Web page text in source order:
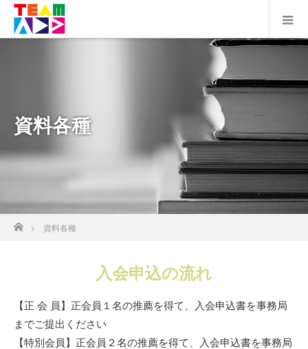
資料各種
ホーム
資料各種
入会申込の流れ
【正 会 員】正会員１名の推薦を得て、入会申込書を事務局
までご提出ください
【特別会員】正会員２名の推薦を得て、入会申込書を事務局